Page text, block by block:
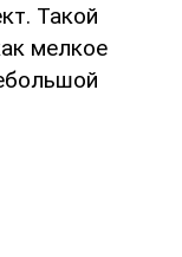
Такой
мелкое